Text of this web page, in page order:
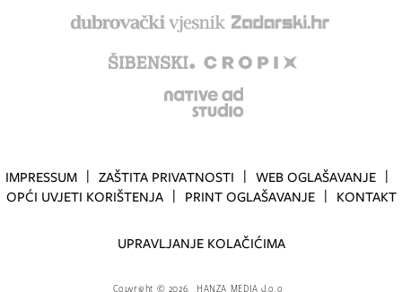
IMPRESSUM ZAŠTITA PRIVATNOSTI
WEB OGLAŠAVANJE
OPĆI UVJETI KORIŠTENJA
PRINT OGLAŠAVANJE KONTAKT
UPRAVLJANJE KOLAČIĆIMA
Copyright © 2026. HANZA MEDIA d.o.o